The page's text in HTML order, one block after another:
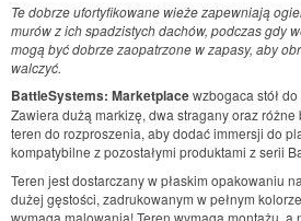
Te dobrze ufortyfikowane wieże zapewniają
murów z ich spadzistych dachów, podczas gdy
mogą być dobrze zaopatrzone w zapasy, aby
walczyć.
BattleSystems: Marketplacewzbogaca stół
Zawiera dużą markizę, dwa stragany oraz
teren do rozproszenia, aby dodać immersji do
kompatybilne z pozostałymi produktami z serii
Teren jest dostarczany w płaskim opakowaniu
dużej gęstości, zadrukowanym w pełnym
wymaga malowania! Teren wymaga montażu, a